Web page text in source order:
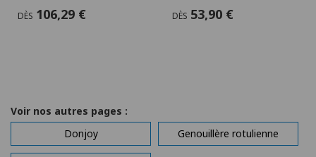
DÈS 106,29 € DÈS 53,90 €
Voir nos autres pages :
Donjoy
Genouillère rotulienne